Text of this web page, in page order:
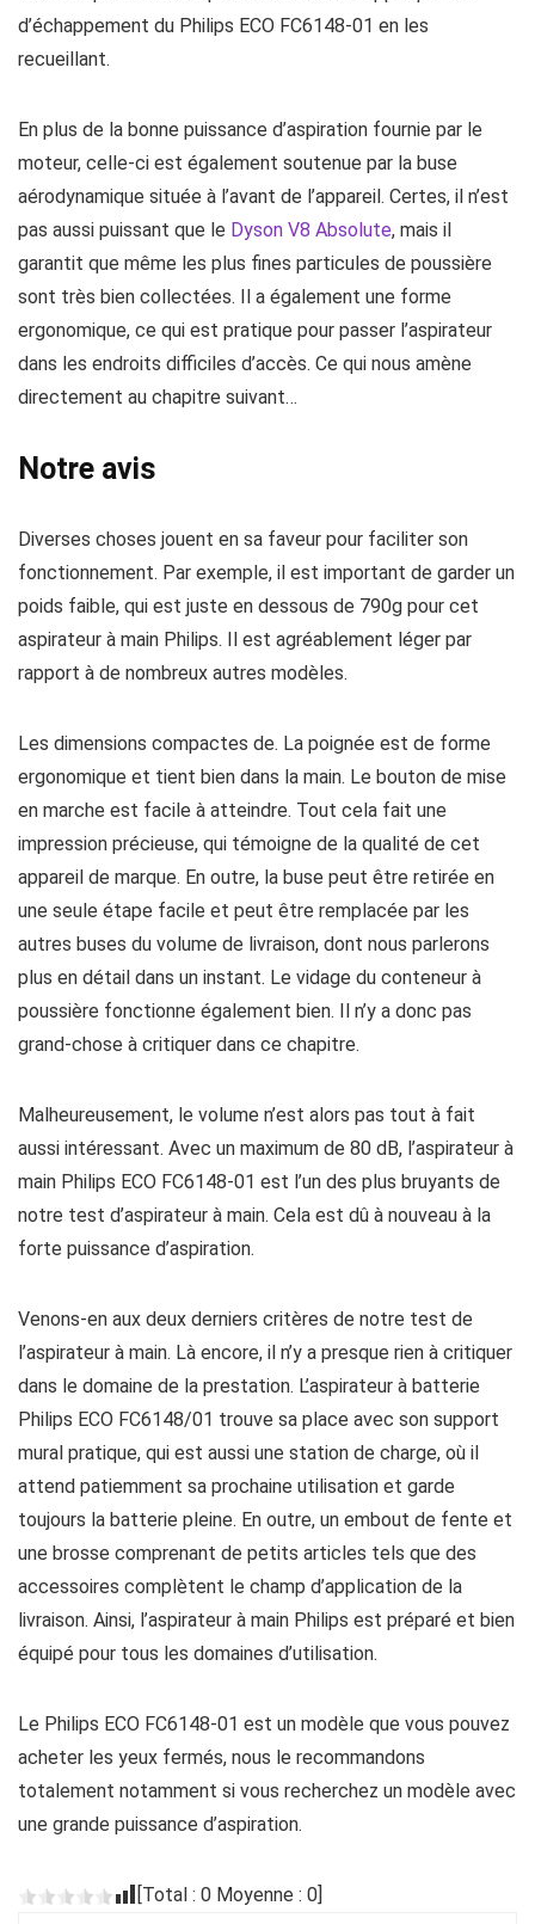
d’échappement du Philips ECO FC6148-01 en les
recueillant.
En plus de la bonne puissance d’aspiration fournie par le
moteur, celle-ci est également soutenue par la buse
aérodynamique située à l’avant de l’appareil. Certes, il n’est
pas aussi puissant que le Dyson V8 Absolute, mais il
garantit que même les plus fines particules de poussière
sont très bien collectées. Il a également une forme
ergonomique, ce qui est pratique pour passer l’aspirateur
dans les endroits difficiles d’accès. Ce qui nous amène
directement au chapitre suivant…
Notre avis
Diverses choses jouent en sa faveur pour faciliter son
fonctionnement. Par exemple, il est important de garder un
poids faible, qui est juste en dessous de 790g pour cet
aspirateur à main Philips. Il est agréablement léger par
rapport à de nombreux autres modèles.
Les dimensions compactes de. La poignée est de forme
ergonomique et tient bien dans la main. Le bouton de mise
en marche est facile à atteindre. Tout cela fait une
impression précieuse, qui témoigne de la qualité de cet
appareil de marque. En outre, la buse peut être retirée en
une seule étape facile et peut être remplacée par les
autres buses du volume de livraison, dont nous parlerons
plus en détail dans un instant. Le vidage du conteneur à
poussière fonctionne également bien. Il n’y a donc pas
grand-chose à critiquer dans ce chapitre.
Malheureusement, le volume n’est alors pas tout à fait
aussi intéressant. Avec un maximum de 80 dB, l’aspirateur à
main Philips ECO FC6148-01 est l’un des plus bruyants de
notre test d’aspirateur à main. Cela est dû à nouveau à la
forte puissance d’aspiration.
Venons-en aux deux derniers critères de notre test de
l’aspirateur à main. Là encore, il n’y a presque rien à critiquer
dans le domaine de la prestation. L’aspirateur à batterie
Philips ECO FC6148/01 trouve sa place avec son support
mural pratique, qui est aussi une station de charge, où il
attend patiemment sa prochaine utilisation et garde
toujours la batterie pleine. En outre, un embout de fente et
une brosse comprenant de petits articles tels que des
accessoires complètent le champ d’application de la
livraison. Ainsi, l’aspirateur à main Philips est préparé et bien
équipé pour tous les domaines d’utilisation.
Le Philips ECO FC6148-01 est un modèle que vous pouvez
acheter les yeux fermés, nous le recommandons
totalement notamment si vous recherchez un modèle avec
une grande puissance d’aspiration.
[Total : 0 Moyenne : 0]